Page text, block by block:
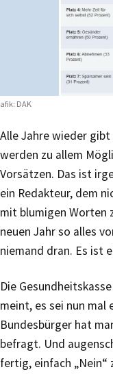
DAK
Alle Jahre wieder
werden zu allem
Vorsätzen. Das ist
ein Redakteur, dem
mit blumigen Worten
neuen Jahr so alles
niemand dran. Es ist
Die
meint, es sei nun mal
Bundesbürger hat
befragt. Und
fertig, einfach „Nein“